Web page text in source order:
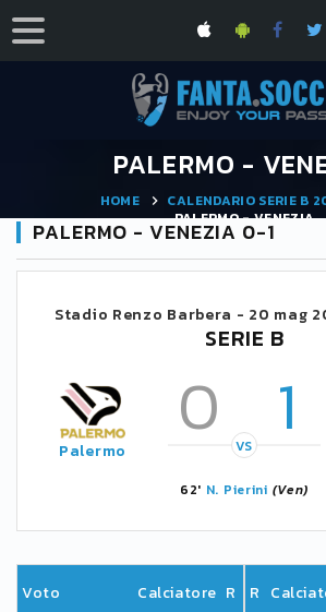
PALERMO -
HOME
CALENDARIO SERIE B
PALERMO - VENEZIA
PALERMO - VENEZIA 0-1
Stadio Renzo Barbera - 20 mag
SERIE B
Palermo 0 1
VS
62' N. Pierini (Ven)
Voto Calciatore R R